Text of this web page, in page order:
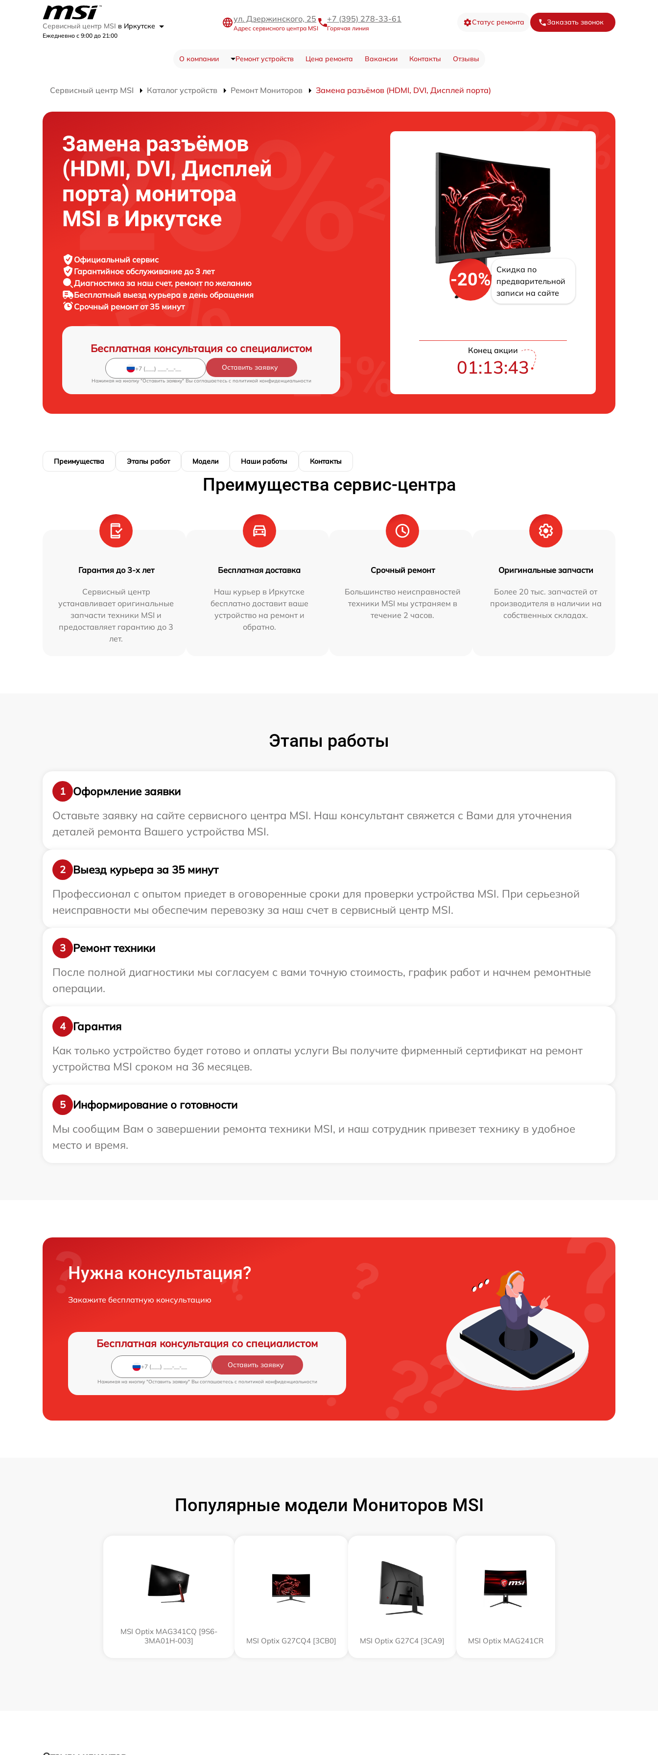
Сервисный центр MSI в Иркутске
Ежедневно с 9:00 до 21:00
ул. Дзержинского, 25
Адрес сервисного центра MSI
+7 (395) 278-33-61
Горячая линия
Статус ремонта Заказать звонок
О компании Ремонт устройств Цена ремонта Вакансии Контакты Отзывы
Сервисный центр MSI Каталог устройств Ремонт Мониторов Замена разъёмов (HDMI, DVI, Дисплей порта)
Замена разъёмов
(HDMI, DVI, Дисплей
порта) монитора
MSI в Иркутске
Официальный сервис
Гарантийное обслуживание до 3 лет
Диагностика за наш счет, ремонт по желанию
Бесплатный выезд курьера в день обращения
Срочный ремонтот 35 минут
Бесплатная консультация со специалистом
Оставить заявку
Нажимая на кнопку "Оставить заявку" Вы соглашаетесь c политикой конфиденциальности
-20%
Скидка по
предварительной
записи на сайте
Конец акции
01:13:42
Преимущества Этапы работ Модели Наши работы Контакты
Преимущества сервис-центра
Гарантия до 3-х лет
Сервисный центр
устанавливает оригинальные
запчасти техники MSI и
предоставляет гарантию до 3
лет.
Бесплатная доставка
Наш курьер в Иркутске
бесплатно доставит ваше
устройство на ремонт и
обратно.
Срочный ремонт
Большинство неисправностей
техники MSI мы устраняем в
течение 2 часов.
Оригинальные запчасти
Более 20 тыс. запчастей от
производителя в наличии на
собственных складах.
Этапы работы
1
Оформление заявки
Оставьте заявку на сайте сервисного центра MSI. Наш консультант свяжется с Вами для уточнения
деталей ремонта Вашего устройства MSI.
2
Выезд курьера за 35 минут
Профессионал с опытом приедет в оговоренные сроки для проверки устройства MSI. При серьезной
неисправности мы обеспечим перевозку за наш счет в сервисный центр MSI.
3
Ремонт техники
После полной диагностики мы согласуем с вами точную стоимость, график работ и начнем ремонтные
операции.
4
Гарантия
Как только устройство будет готово и оплаты услуги Вы получите фирменный сертификат на ремонт
устройства MSI сроком на 36 месяцев.
5
Информирование о готовности
Мы сообщим Вам о завершении ремонта техники MSI, и наш сотрудник привезет технику в удобное
место и время.
Нужна консультация?
Закажите бесплатную консультацию
Бесплатная консультация со специалистом
Оставить заявку
Нажимая на кнопку "Оставить заявку" Вы соглашаетесь c политикой конфиденциальности
Популярные модели Мониторов MSI
MSI Optix MAG341CQ [9S6-
3MA01H-003]
MSI Optix G27CQ4 [3CB0] MSI Optix G27C4 [3CA9] MSI Optix MAG241CR